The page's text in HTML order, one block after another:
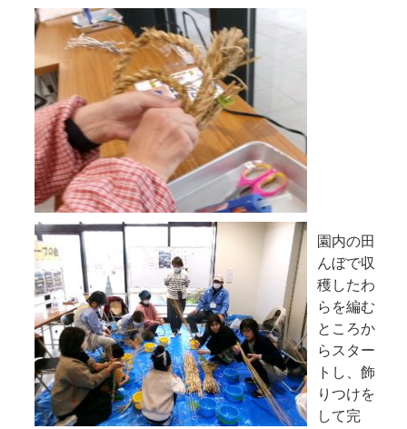
園内の田
んぼで収
穫したわ
らを編む
ところか
らスター
トし、飾
りつけを
して完